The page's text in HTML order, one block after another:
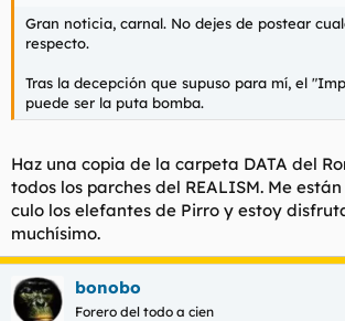
Gran noticia, carnal. No dejes de postear
respecto.
Tras la decepción que supuso para mí, el
puede ser la puta bomba.
Haz una copia de la carpeta DATA del
todos los parches del REALISM. Me
culo los elefantes de Pirro y estoy
muchísimo.
bonobo
Forero del todo a cien